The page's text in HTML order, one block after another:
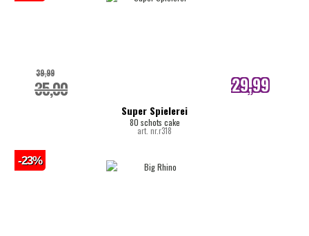
Super Spielerei
80 schots cake
art. nr.r318
35,00
39,99 29,99
internetprijs
-23%